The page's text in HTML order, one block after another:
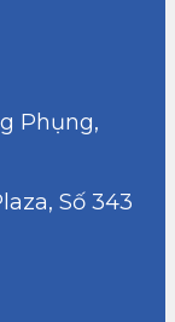
Phụng,
Số 343